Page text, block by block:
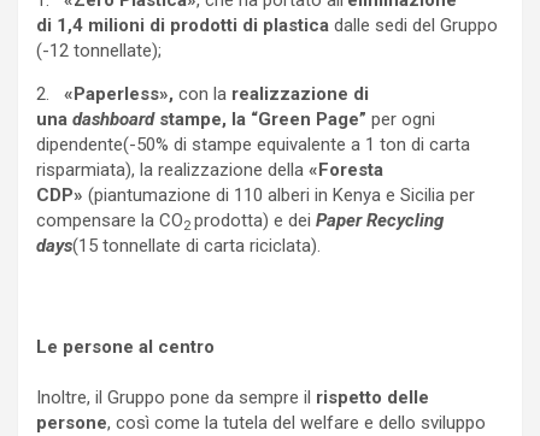
di 1,4 milioni di prodotti di plastica dalle sedi del Gruppo
(-12 tonnellate);
2. «Paperless», con la realizzazione di
una dashboard stampe, la “Green Page” per ogni
dipendente(-50% di stampe equivalente a 1 ton di carta
risparmiata), la realizzazione della «Foresta
CDP» (piantumazione di 110 alberi in Kenya e Sicilia per
compensare la CO2prodotta) e dei Paper Recycling
days(15 tonnellate di carta riciclata).
Le persone al centro
Inoltre, il Gruppo pone da sempre il rispetto delle
persone, così come la tutela del welfare e dello sviluppo